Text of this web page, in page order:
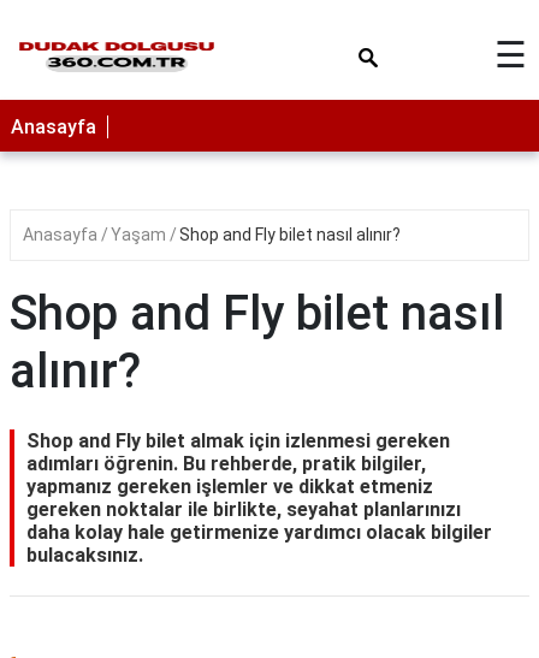
☰
Anasayfa
Anasayfa Yaşam Shop and Fly bilet nasıl alınır?
Shop and Fly bilet nasıl
alınır?
Shop and Fly bilet almak için izlenmesi gereken
adımları öğrenin. Bu rehberde, pratik bilgiler,
yapmanız gereken işlemler ve dikkat etmeniz
gereken noktalar ile birlikte, seyahat planlarınızı
daha kolay hale getirmenize yardımcı olacak bilgiler
bulacaksınız.